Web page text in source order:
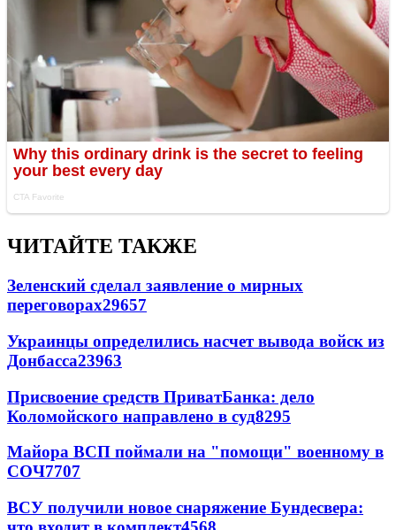
ЧИТАЙТЕ ТАКЖЕ
Зеленский сделал заявление о мирных
переговорах29657
Украинцы определились насчет вывода войск из
Донбасса23963
Присвоение средств ПриватБанка: дело
Коломойского направлено в суд8295
Майора ВСП поймали на "помощи" военному в
СОЧ7707
ВСУ получили новое снаряжение Бундесвера: